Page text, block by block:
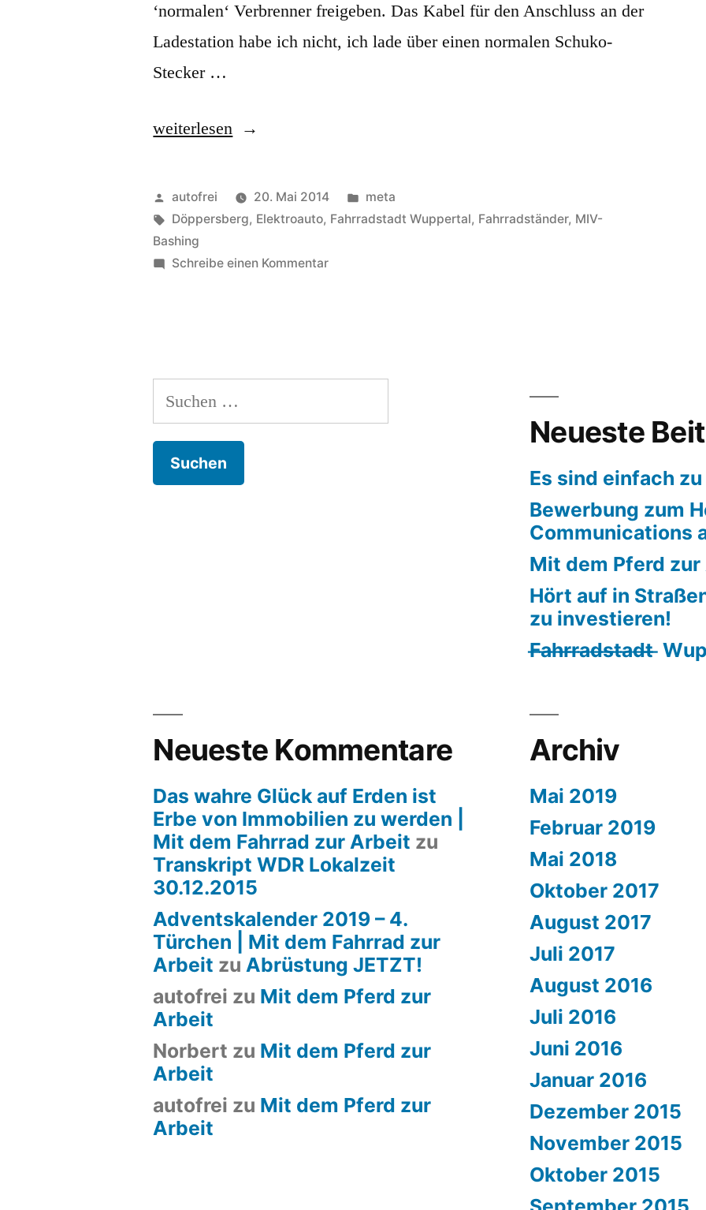
‘normalen‘ Verbrenner freigeben. Das Kabel für den Anschluss an der
Ladestation habe ich nicht, ich lade über einen normalen Schuko-
Stecker …
„Im
2
–
oder
weiterlesen
Veröffentlicht
von
autofrei 20. Mai 2014
Veröffentlicht
in
meta
Schlagwörter:
Döppersberg, Elektroauto, Fahrradstadt Wuppertal, Fahrradständer, MIV-
Bashing
Schreibe einen Kommentarzu
Suchen
nach:
Neueste
Es sind einfach
Bewerbung zum
Communications
Mit dem Pferd
Hört auf in
zu investieren!
F̶a̶h̶r̶r̶a̶d̶s̶t̶a̶d̶t̶
Neueste Kommentare
Das wahre Glück auf Erden ist
Erbe von Immobilien zu werden |
Mit dem Fahrrad zur Arbeit zu
Transkript WDR Lokalzeit
30.12.2015
Adventskalender 2019 – 4.
Türchen | Mit dem Fahrrad zur
Arbeit zuAbrüstung JETZT!
autofrei zu Mit dem Pferd zur
Arbeit
Norbert zu Mit dem Pferd zur
Arbeit
autofrei zu Mit dem Pferd zur
Arbeit
Archiv
Mai 2019
Februar 2019
Mai 2018
Oktober 2017
August 2017
Juli 2017
August 2016
Juli 2016
Juni 2016
Januar 2016
Dezember 2015
November 2015
Oktober 2015